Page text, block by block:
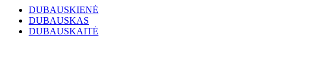
DUBAUSKIENĖ
DUBAUSKAS
DUBAUSKAITĖ